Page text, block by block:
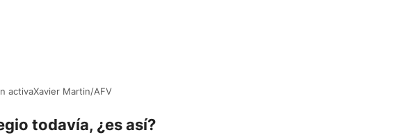
activaXavier Martin/AFV
todavía, ¿es así?